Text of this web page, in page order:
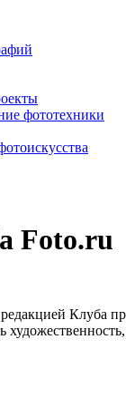
фототехники
Foto.ru
Клуба